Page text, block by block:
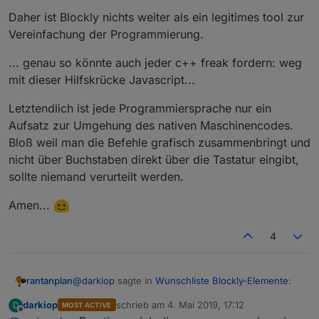
Daher ist Blockly nichts weiter als ein legitimes tool zur
Vereinfachung der Programmierung.
... genau so könnte auch jeder c++ freak fordern: weg
mit dieser Hilfskrücke Javascript...
Letztendlich ist jede Programmiersprache nur ein
Aufsatz zur Umgehung des nativen Maschinencodes.
Bloß weil man die Befehle grafisch zusammenbringt und
nicht über Buchstaben direkt über die Tastatur eingibt,
sollte niemand verurteilt werden.
Amen...
4
rantanplan@darkiop sagte in Wunschliste Blockly-Elemente:
D
Offline
darkiop MOST ACTIVE schrieb am 4. Mai 2019, 17:12
zuletzt editiert von